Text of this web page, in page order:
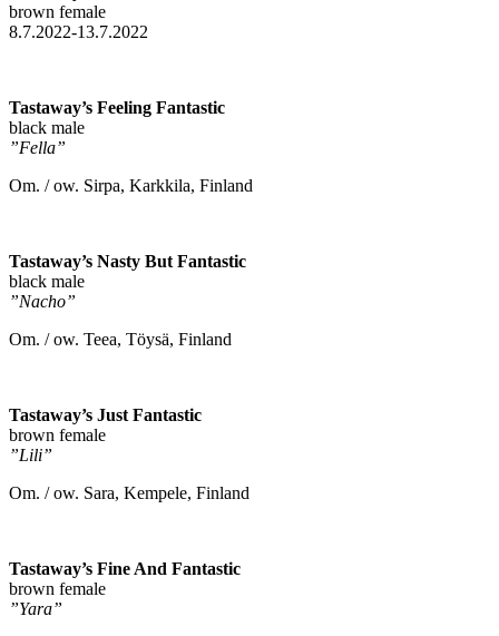
brown female
8.7.2022-13.7.2022
Tastaway’s Feeling Fantastic
black male
”Fella”
Om. / ow. Sirpa, Karkkila, Finland
Tastaway’s Nasty But Fantastic
black male
”Nacho”
Om. / ow. Teea, Töysä, Finland
Tastaway’s Just Fantastic
brown female
”Lili”
Om. / ow. Sara, Kempele, Finland
Tastaway’s Fine And Fantastic
brown female
”Yara”